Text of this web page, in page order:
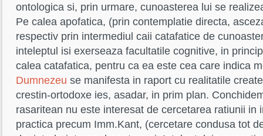
ontologica si, prin urmare, cunoasterea lui se
Pe calea apofatica, (prin contemplatie directa,
respectiv prin intermediul caii catafatice de
inteleptul isi exerseaza facultatile cognitive, in
calea catafatica, pentru ca ea este cea care indica
Dumnezeu se manifesta in raport cu realitatile
crestin-ortodoxe ies, asadar, in prim plan.
rasaritean nu este interesat de cercetarea ratiunii in
practica precum Imm.Kant, (cercetare condusa tot